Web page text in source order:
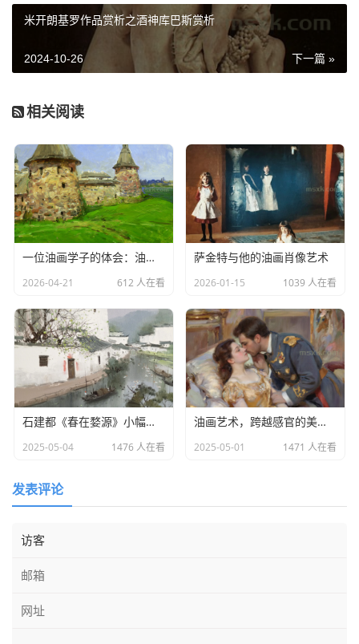
米开朗基罗作品赏析之酒神库巴斯赏析
下一篇 »
2024-10-26
相关阅读
一位油画学子的体会：油画风景写生心得
2026-04-21 612 人在看
萨金特与他的油画肖像艺术
2026-01-15 1039 人在看
石建都《春在婺源》小幅油画写生作品
2025-05-04 1476 人在看
油画艺术，跨越感官的美学巡礼
2025-05-01 1471 人在看
发表评论